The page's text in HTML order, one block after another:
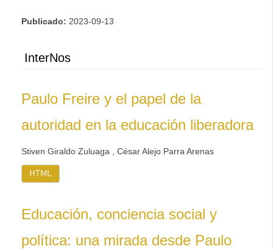
Publicado: 2023-09-13
InterNos
Paulo Freire y el papel de la
autoridad en la educación liberadora
Stiven Giraldo Zuluaga , César Alejo Parra Arenas
HTML
Educación, conciencia social y
política: una mirada desde Paulo